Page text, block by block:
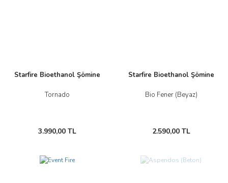
Starfire Bioethanol Şömine
Tornado
3.990,00 TL
Starfire Bioethanol Şömine
Bio Fener (Beyaz)
2.590,00 TL